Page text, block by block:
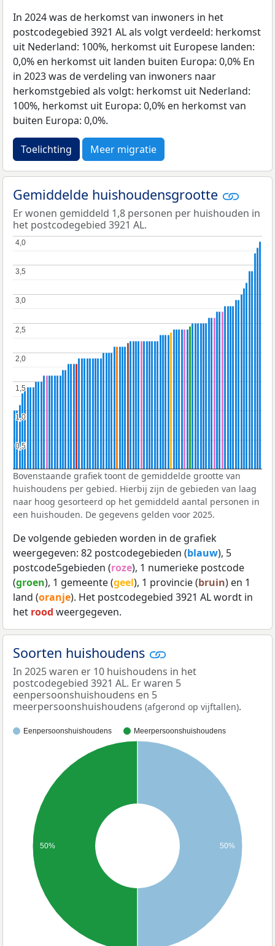
In 2024 was de herkomst van inwoners in het
postcodegebied 3921 AL als volgt verdeeld: herkomst
uit Nederland: 100%, herkomst uit Europese landen:
0,0% en herkomst uit landen buiten Europa: 0,0% En
in 2023 was de verdeling van inwoners naar
herkomstgebied als volgt: herkomst uit Nederland:
100%, herkomst uit Europa: 0,0% en herkomst van
buiten Europa: 0,0%.
Toelichting Meer migratie
Gemiddelde huishoudensgrootte
Er wonen gemiddeld 1,8 personen per huishouden in
het postcodegebied 3921 AL.
0,5
0,5
1,0
1,0
1,5
1,5
2,0
2,0
2,5
2,5
3,0
3,0
3,5
3,5
4,0
4,0
Bovenstaande grafiek toont de gemiddelde grootte van
huishoudens per gebied. Hierbij zijn de gebieden van laag
naar hoog gesorteerd op het gemiddeld aantal personen in
een huishouden. De gegevens gelden voor 2025.
De volgende gebieden worden in de grafiek
weergegeven: 82 postcodegebieden (blauw), 5
postcode5gebieden (roze), 1 numerieke postcode
(groen), 1 gemeente (geel), 1 provincie (bruin) en 1
land (oranje). Het postcodegebied 3921 AL wordt in
het rood weergegeven.
Soorten huishoudens
In 2025 waren er 10 huishoudens in het
postcodegebied 3921 AL. Er waren 5
eenpersoonshuishoudens en 5
meerpersoonshuishoudens (afgerond op vijftallen).
Eenpersoonshuishoudens Meerpersoonshuishoudens
50% 50%